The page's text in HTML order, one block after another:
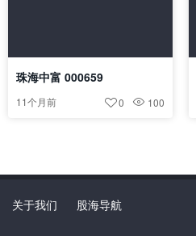
珠海中富 000659
11个月前 100
0
关于我们 股海导航